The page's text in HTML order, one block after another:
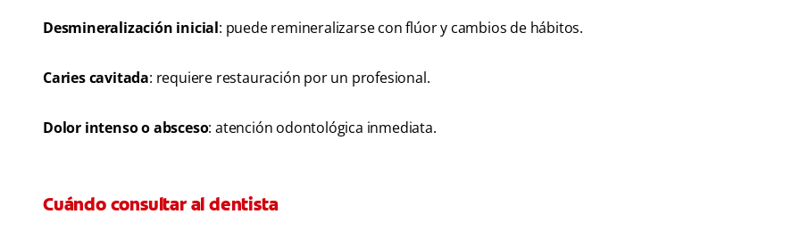
Desmineralización inicial: puede remineralizarse con flúor y cambios de hábitos.
Caries cavitada: requiere restauración por un profesional.
Dolor intenso o absceso: atención odontológica inmediata.
Cuándo consultar al dentista